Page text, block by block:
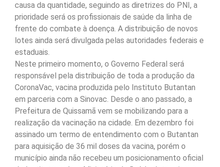
causa da quantidade, seguindo as diretrizes do PNI, a
prioridade será os profissionais de saúde da linha de
frente do combate à doença. A distribuição de novos
lotes ainda será divulgada pelas autoridades federais e
estaduais.
Neste primeiro momento, o Governo Federal será
responsável pela distribuição de toda a produção da
CoronaVac, vacina produzida pelo Instituto Butantan
em parceria com a Sinovac. Desde o ano passado, a
Prefeitura de Quissamã vem se mobilizando para a
realização da vacinação na cidade. Em dezembro foi
assinado um termo de entendimento com o Butantan
para aquisição de 36 mil doses da vacina, porém o
município ainda não recebeu um posicionamento oficial